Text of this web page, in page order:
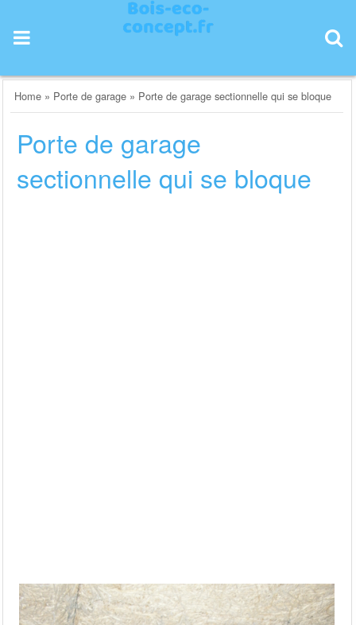
content
Home » Porte de garage » Porte de garage sectionnelle qui se bloque
Porte de garage
sectionnelle qui se bloque